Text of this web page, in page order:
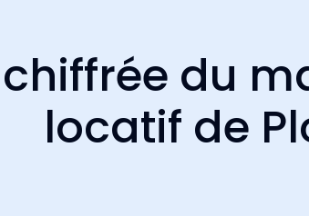
du
locatif de